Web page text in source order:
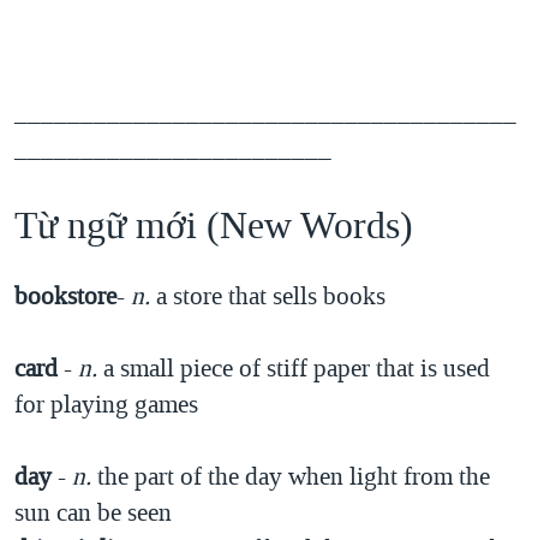
Từ ngữ mới (New Words)
bookstore-n. a store that sells books
card-n. a small piece of stiff paper that is used
for playing games
day-n. the part of the day when light from the
sun can be seen